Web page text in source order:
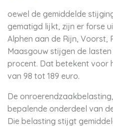
oewel de gemiddelde
gematigd lijkt, zijn er forse
Alphen aan de Rijn, Voorst,
Maasgouw stijgen de lasten
procent. Dat betekent voor
van 98 tot 189 euro.
De
bepalende onderdeel van
Die belasting stijgt